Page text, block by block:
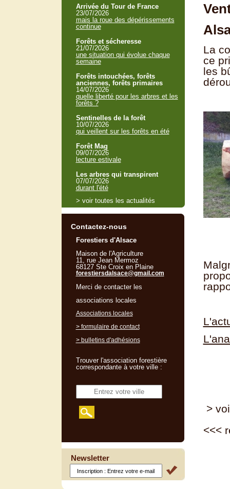
La
ce
les
>
<<<
Arrivée du Tour de France
23/07/2026
mais la roue des dépérissements
continue
Forêts et sécheresse
21/07/2026
une situation qui évolue chaque
semaine
Forêts intouchées, forêts
anciennes, forêts primaires
14/07/2026
quelle liberté pour les arbres et les
forêts ?
Sentinelles de la forêt
10/07/2026
qui veillent sur les forêts en été
Forêt Mag
09/07/2026
lecture estivale
Les arbres qui transpirent
07/07/2026
durant l'été
> voir toutes les actualités
Contactez-nous
Forestiers d'Alsace
Maison de l'Agriculture
11, rue Jean Mermoz
68127 Ste Croix en Plaine
forestiersdalsace@gmail.com
Merci de contacter les
associations locales
Associations locales
> formulaire de contact
> bulletins d'adhésions
Trouver l'association forestière
correspondante à votre ville :
Newsletter